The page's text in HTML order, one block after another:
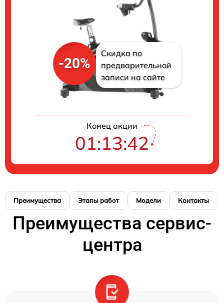
-20%
Скидка по
предварительной
записи на сайте
Конец акции
01:13:42
Преимущества Этапы работ Модели Контакты
Преимущества сервис-
центра